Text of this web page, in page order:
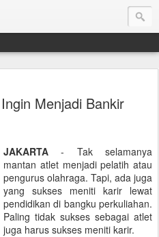
Menjadi Bankir
JAKARTA - Tak selamanya
mantan atlet menjadi pelatih atau
pengurus olahraga. Tapi, ada juga
yang sukses meniti karir lewat
pendidikan di bangku perkuliahan.
Paling tidak sukses sebagai atlet
juga harus sukses meniti karir.